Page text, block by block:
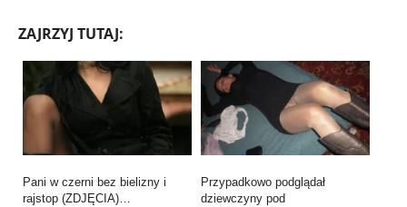
ZAJRZYJ TUTAJ:
Pani w czerni bez bielizny i
rajstop (ZDJĘCIA)…
Przypadkowo podglądał
dziewczyny pod